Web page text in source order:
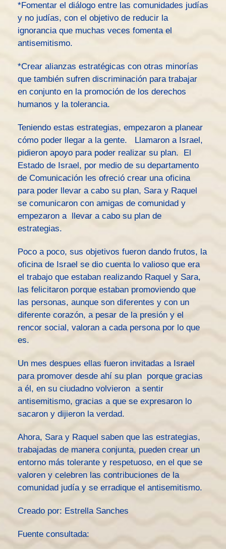
*Fomentar el diálogo entre las comunidades judías
y no judías, con el objetivo de reducir la
ignorancia que muchas veces fomenta el
antisemitismo.
*Crear alianzas estratégicas con otras minorías
que también sufren discriminación para trabajar
en conjunto en la promoción de los derechos
humanos y la tolerancia.
Teniendo estas estrategias, empezaron a planear
cómo poder llegar a la gente. Llamaron a Israel,
pidieron apoyo para poder realizar su plan. El
Estado de Israel, por medio de su departamento
de Comunicación les ofreció crear una oficina
para poder llevar a cabo su plan, Sara y Raquel
se comunicaron con amigas de comunidad y
empezaron a llevar a cabo su plan de
estrategias.
Poco a poco, sus objetivos fueron dando frutos, la
oficina de Israel se dio cuenta lo valioso que era
el trabajo que estaban realizando Raquel y Sara,
las felicitaron porque estaban promoviendo que
las personas, aunque son diferentes y con un
diferente corazón, a pesar de la presión y el
rencor social, valoran a cada persona por lo que
es.
Un mes despues ellas fueron invitadas a Israel
para promover desde ahí su plan porque gracias
a él, en su ciudadno volvieron a sentir
antisemitismo, gracias a que se expresaron lo
sacaron y dijieron la verdad.
Ahora, Sara y Raquel saben que las estrategias,
trabajadas de manera conjunta, pueden crear un
entorno más tolerante y respetuoso, en el que se
valoren y celebren las contribuciones de la
comunidad judía y se erradique el antisemitismo.
Creado por: Estrella Sanches
Fuente consultada: